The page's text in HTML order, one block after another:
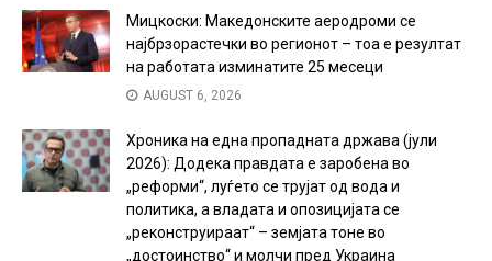
Мицкоски: Македонските аеродроми се
најбрзорастечки во регионот – тоа е резултат
на работата изминатите 25 месеци
AUGUST 6, 2026
Хроника на една пропадната држава (јули
2026): Додека правдата е заробена во
„реформи“, луѓето се трујат од вода и
политика, а владата и опозицијата се
„реконструираат“ – земјата тоне во
„достоинство“ и молчи пред Украина